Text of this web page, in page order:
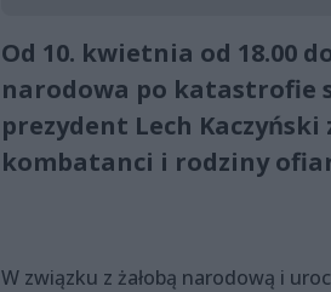
Od 10. kwietnia od 18.00
narodowa po katastrofie
prezydent Lech
kombatanci i rodziny
W związku z żałobą narodową i